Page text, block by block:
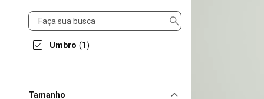
Marca
Umbro (1)
Tamanho